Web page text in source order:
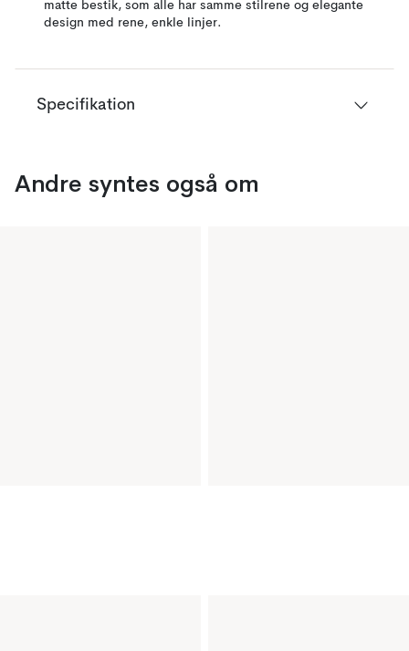
matte bestik, som alle har samme stilrene og elegante
design med rene, enkle linjer.
Specifikation
Andre syntes også om